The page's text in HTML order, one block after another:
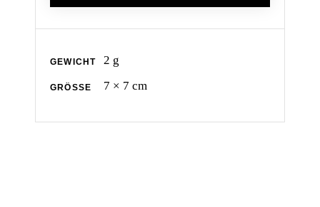
GEWICHT 2 g
GRÖSSE 7 × 7 cm